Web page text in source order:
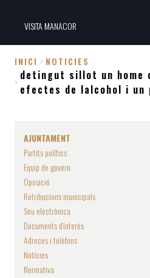
VISITA MANACOR
Fil
d'Ariadna
INICI NOTICIES
detingut sillot un home
efectes de lalcohol i un
AJUNTAMENT
Partits polítics
Equip de govern
Oposició
Retribucions municipals
Seu electrònica
Documents d'interès
Adreces i telèfons
Notícies
Normativa